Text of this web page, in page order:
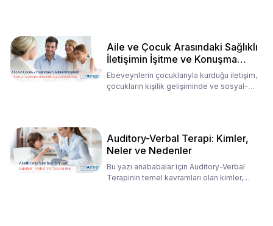
Aile ve Çocuk Arasındaki Sağlıklı
İletişimin İşitme ve Konuşma
Rehabilitasyonundaki Rolü
Ebeveynlerin çocuklarıyla kurduğu iletişim,
çocukların kişilik gelişiminde ve sosyal-
Auditory-Verbal Terapi: Kimler,
Neler ve Nedenler
Bu yazı anababalar için Auditory-Verbal
Terapinin temel kavramları olan kimler,